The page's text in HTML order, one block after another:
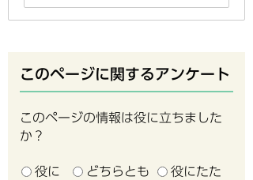
このページに関するアンケート
このページの情報は役に立ちました
か？
役に
どちらとも
役にたた